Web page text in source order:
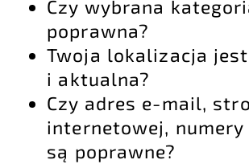
Czy wybrana
poprawna?
Twoja lokalizacja jest
i aktualna?
Czy adres e-mail,
internetowej,
są poprawne?